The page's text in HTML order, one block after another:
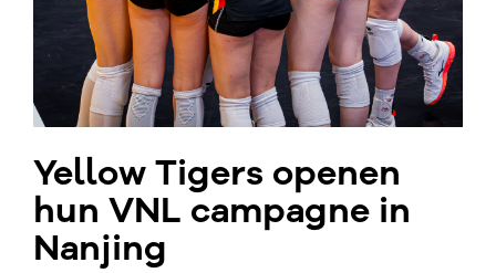
Yellow Tigers openen
hun VNL campagne in
Nanjing